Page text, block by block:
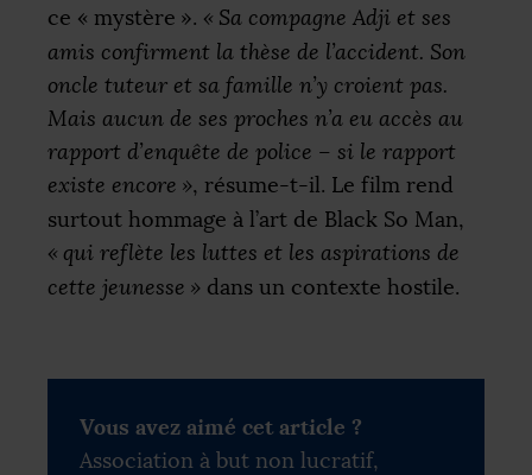
ce « mystère ». « Sa compagne Adji et ses
amis confirment la thèse de l’accident. Son
oncle tuteur et sa famille n’y croient pas.
Mais aucun de ses proches n’a eu accès au
rapport d’enquête de police – si le rapport
existe encore », résume-t-il. Le film rend
surtout hommage à l’art de Black So Man,
« qui reflète les luttes et les aspirations de
cette jeunesse » dans un contexte hostile.
Vous avez aimé cet article ?
Association à but non lucratif,